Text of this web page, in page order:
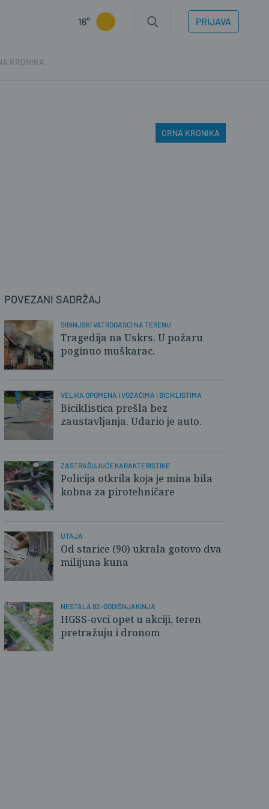
16° PRIJAVA
KRONIKA
CRNA KRONIKA
POVEZANI SADRŽAJ
SIBINJSKI VATROGASCI NA TERENU
Tragedija na Uskrs. U požaru
poginuo muškarac.
VELIKA OPOMENA I VOZAČIMA I BICIKLISTIMA
Biciklistica prešla bez
zaustavljanja. Udario je auto.
ZASTRAŠUJUĆE KARAKTERISTIKE
Policija otkrila koja je mina bila
kobna za pirotehničare
UTAJA
Od starice (90) ukrala gotovo dva
milijuna kuna
NESTALA 92-GODIŠNJAKINJA
HGSS-ovci opet u akciji, teren
pretražuju i dronom